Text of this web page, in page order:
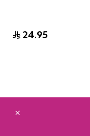
24.95